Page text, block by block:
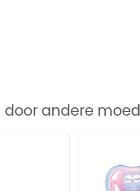
door andere